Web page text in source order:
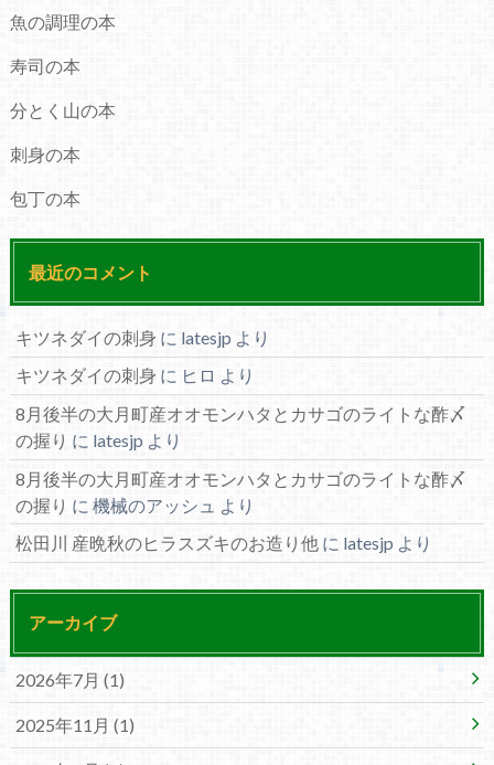
魚の調理の本
寿司の本
分とく山の本
刺身の本
包丁の本
最近のコメント
キツネダイの刺身 に latesjp より
キツネダイの刺身 に ヒロ より
8月後半の大月町産オオモンハタとカサゴのライトな酢〆
の握り に latesjp より
8月後半の大月町産オオモンハタとカサゴのライトな酢〆
の握り に 機械のアッシュ
より
松田川 産晩秋のヒラスズキのお造り他に latesjp より
アーカイブ
2026年7月 (1)
2025年11月 (1)